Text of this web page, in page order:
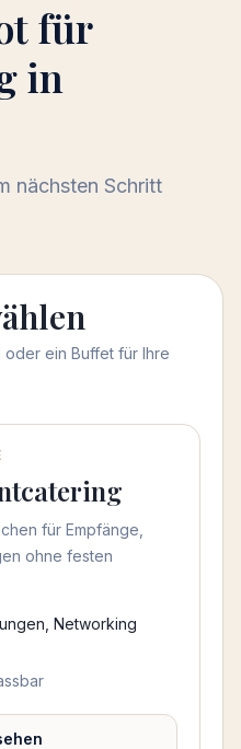
für
in
nächsten Schritt
ein Buffet für Ihre
für Empfänge,
ohne festen
Networking